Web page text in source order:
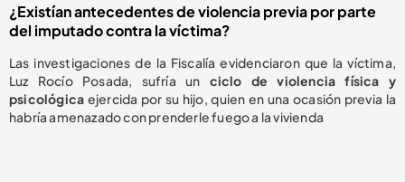
¿Existían antecedentes de violencia previa por parte
del imputado contra la víctima?
Las investigaciones de la Fiscalía evidenciaron que la víctima,
Luz Rocío Posada, sufría un ciclo de violencia física y
psicológica ejercida por su hijo, quien en una ocasión previa la
habría amenazado con prenderle fuego a la vivienda